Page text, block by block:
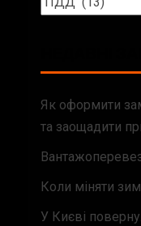
Як оформити
та заощадити
Коли міняти
У Києві